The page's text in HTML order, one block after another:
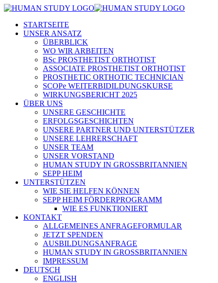
STARTSEITE
UNSER ANSATZ
ÜBERBLICK
WO WIR ARBEITEN
BSc PROSTHETIST ORTHOTIST
ASSOCIATE PROSTHETIST ORTHOTIST
PROSTHETIC ORTHOTIC TECHNICIAN
SCOPe WEITERBIDILDUNGSKURSE
WIRKUNGSBERICHT 2025
ÜBER UNS
UNSERE GESCHICHTE
ERFOLGSGESCHICHTEN
UNSERE PARTNER UND UNTERSTÜTZER
UNSERE LEHRERSCHAFT
UNSER TEAM
UNSER VORSTAND
HUMAN STUDY IN GROSSBRITANNIEN
SEPP HEIM
UNTERSTÜTZEN
WIE SIE HELFEN KÖNNEN
SEPP HEIM FÖRDERPROGRAMM
WIE ES FUNKTIONIERT
KONTAKT
ALLGEMEINES ANFRAGEFORMULAR
JETZT SPENDEN
AUSBILDUNGSANFRAGE
HUMAN STUDY IN GROSSBRITANNIEN
IMPRESSUM
DEUTSCH
ENGLISH